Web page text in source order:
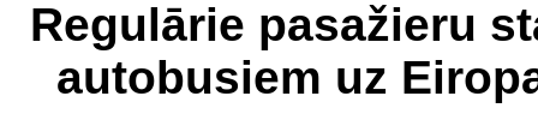
Regulārie pasažieru
autobusiem uz